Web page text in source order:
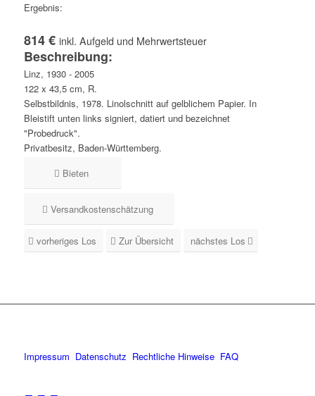
Ergebnis:
814 € inkl. Aufgeld und Mehrwertsteuer
Beschreibung:
Linz, 1930 - 2005
122 x 43,5 cm, R.
Selbstbildnis, 1978. Linolschnitt auf gelblichem Papier. In
Bleistift unten links signiert, datiert und bezeichnet
"Probedruck".
Privatbesitz, Baden-Württemberg.
Bieten
Versandkostenschätzung
vorheriges Los Zur Übersicht nächstes Los
Impressum Datenschutz Rechtliche Hinweise FAQ